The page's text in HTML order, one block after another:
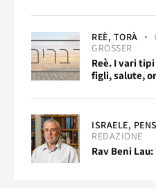
REÈ, TORÀ
GROSSER
Reè. I vari
figli, salute,
ISRAELE,
REDAZIONE
Rav Beni